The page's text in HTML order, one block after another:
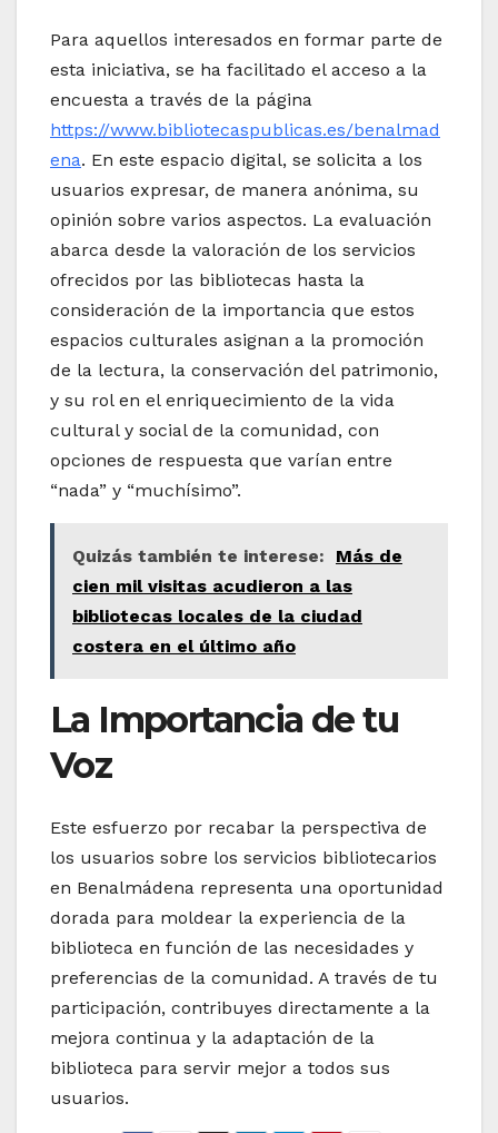
Para aquellos interesados en formar parte de
esta iniciativa, se ha facilitado el acceso a la
encuesta a través de la página
https://www.bibliotecaspublicas.es/benalmad
ena. En este espacio digital, se solicita a los
usuarios expresar, de manera anónima, su
opinión sobre varios aspectos. La evaluación
abarca desde la valoración de los servicios
ofrecidos por las bibliotecas hasta la
consideración de la importancia que estos
espacios culturales asignan a la promoción
de la lectura, la conservación del patrimonio,
y su rol en el enriquecimiento de la vida
cultural y social de la comunidad, con
opciones de respuesta que varían entre
“nada” y “muchísimo”.
Quizás también te interese:
Más de
cien mil visitas acudieron a las
bibliotecas locales de la ciudad
costera en el último año
La Importancia de tu
Voz
Este esfuerzo por recabar la perspectiva de
los usuarios sobre los servicios bibliotecarios
en Benalmádena representa una oportunidad
dorada para moldear la experiencia de la
biblioteca en función de las necesidades y
preferencias de la comunidad. A través de tu
participación, contribuyes directamente a la
mejora continua y la adaptación de la
biblioteca para servir mejor a todos sus
usuarios.